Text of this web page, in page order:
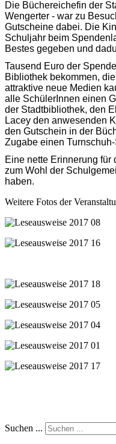
Die Büchereichefin der
Wengerter - war zu
Gutscheine dabei. Die
Schuljahr beim
Bestes gegeben und
Tausend Euro der
Bibliothek bekommen,
attraktive neue Medien
alle SchülerInnen einen
der Stadtbibliothek, den
Lacey den anwesenden
den Gutschein in der
Zugabe einen
Eine nette Erinnerung
zum Wohl der
haben.
Weitere Fotos der
Suchen ...